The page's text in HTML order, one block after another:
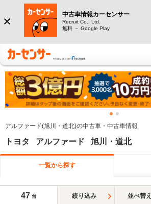
中古車情報カーセンサー
Recruit Co., Ltd.
無料 － Google Play
アルファード(旭川・道北)の中古車・中古車情報
トヨタ アルファード 旭川・道北
一覧から探す
47 台 絞り込み 並べ替え